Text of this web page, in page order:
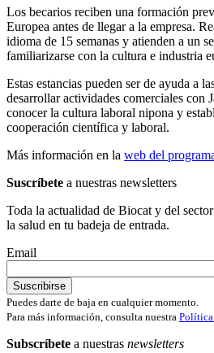
Los becarios reciben una formación
Europea antes de llegar a la empresa.
idioma de 15 semanas y atienden a un
familiarizarse con la cultura e industria
Estas estancias pueden ser de ayuda a
desarrollar actividades comerciales con
conocer la cultura laboral nipona y
cooperación científica y laboral.
Más información en la web del
Suscríbete a nuestras newsletters
Toda la actualidad de Biocat y del
la salud en tu badeja de entrada.
Email
Puedes darte de baja en cualquier momento.
Para más información, consulta nuestra
Subscríbete a nuestras newsletters